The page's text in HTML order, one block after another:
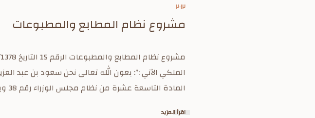
٢٠١٢
مشروع نظام المطابع والمطبوعات
الملكي الآتي :”: بعون الله تعالى نحن سعود بن عبد
المادة التاسعة عشرة من نظام مجلس الوزراء رقم 38 وبتاريخ 22 شوال 1377 ,...
اقرأ المزيد